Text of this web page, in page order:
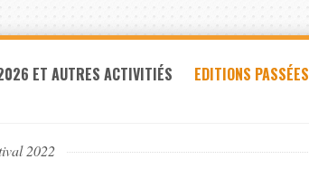
ET AUTRES ACTIVITIÉS EDITIONS PASSÉES
2022